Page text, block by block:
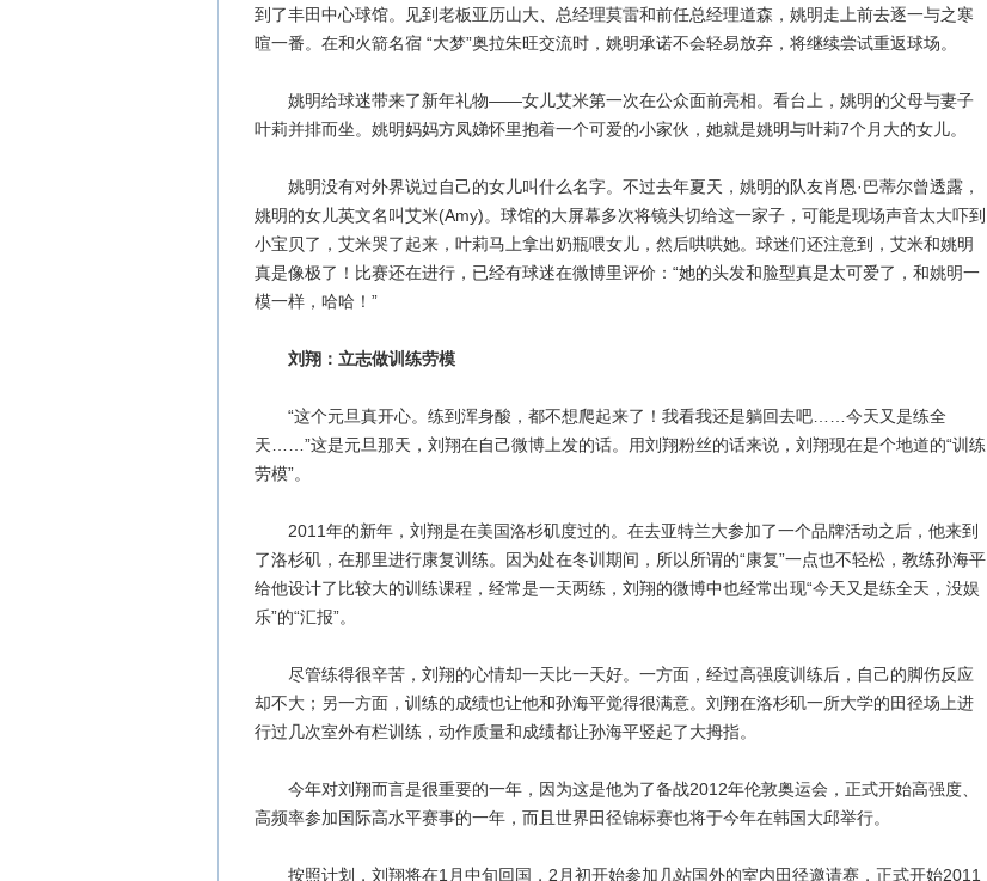
到了丰田中心球馆。见到老板亚历山大、总经理莫雷和前任总经理道森，姚明走上前去逐一与之寒
暄一番。在和火箭名宿 “大梦”奥拉朱旺交流时，姚明承诺不会轻易放弃，将继续尝试重返球场。
姚明给球迷带来了新年礼物——女儿艾米第一次在公众面前亮相。看台上，姚明的父母与妻子
叶莉并排而坐。姚明妈妈方凤娣怀里抱着一个可爱的小家伙，她就是姚明与叶莉7个月大的女儿。
姚明没有对外界说过自己的女儿叫什么名字。不过去年夏天，姚明的队友肖恩·巴蒂尔曾透露，
姚明的女儿英文名叫艾米(Amy)。球馆的大屏幕多次将镜头切给这一家子，可能是现场声音太大吓到
小宝贝了，艾米哭了起来，叶莉马上拿出奶瓶喂女儿，然后哄哄她。球迷们还注意到，艾米和姚明
真是像极了！比赛还在进行，已经有球迷在微博里评价：“她的头发和脸型真是太可爱了，和姚明一
模一样，哈哈！”
刘翔：立志做训练劳模
“这个元旦真开心。练到浑身酸，都不想爬起来了！我看我还是躺回去吧……今天又是练全
天……”这是元旦那天，刘翔在自己微博上发的话。用刘翔粉丝的话来说，刘翔现在是个地道的“训练
劳模”。
2011年的新年，刘翔是在美国洛杉矶度过的。在去亚特兰大参加了一个品牌活动之后，他来到
了洛杉矶，在那里进行康复训练。因为处在冬训期间，所以所谓的“康复”一点也不轻松，教练孙海平
给他设计了比较大的训练课程，经常是一天两练，刘翔的微博中也经常出现“今天又是练全天，没娱
乐”的“汇报”。
尽管练得很辛苦，刘翔的心情却一天比一天好。一方面，经过高强度训练后，自己的脚伤反应
却不大；另一方面，训练的成绩也让他和孙海平觉得很满意。刘翔在洛杉矶一所大学的田径场上进
行过几次室外有栏训练，动作质量和成绩都让孙海平竖起了大拇指。
今年对刘翔而言是很重要的一年，因为这是他为了备战2012年伦敦奥运会，正式开始高强度、
高频率参加国际高水平赛事的一年，而且世界田径锦标赛也将于今年在韩国大邱举行。
按照计划，刘翔将在1月中旬回国，2月初开始参加几站国外的室内田径邀请赛，正式开始2011